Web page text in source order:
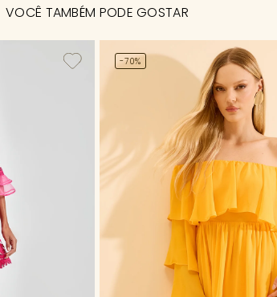
VOCÊ TAMBÉM PODE GOSTAR
-70%